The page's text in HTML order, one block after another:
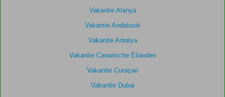
Vakantie Alanya
Vakantie Andalusië
Vakantie Antalya
Vakantie Canarische Eilanden
Vakantie Curaçao
Vakantie Dubai